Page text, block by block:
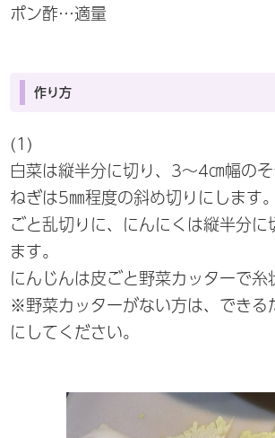
ポン酢…適量
作り方
(1)
白菜は縦半分に切り、3～4㎝幅の
ねぎは5㎜程度の斜め切りにします
ごと乱切りに、にんにくは縦半分に
ます。
にんじんは皮ごと野菜カッターで糸
※野菜カッターがない方は、できる
にしてください。